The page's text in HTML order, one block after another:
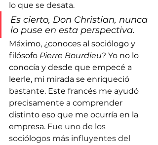
lo que se desata.
Es cierto, Don Christian, nunca
lo puse en esta perspectiva.
Máximo, ¿conoces al sociólogo y
filósofo Pierre Bourdieu? Yo no lo
conocía y desde que empecé a
leerle, mi mirada se enriqueció
bastante. Este francés me ayudó
precisamente a comprender
distinto eso que me ocurría en la
empresa. Fue uno de los
sociólogos más influyentes del